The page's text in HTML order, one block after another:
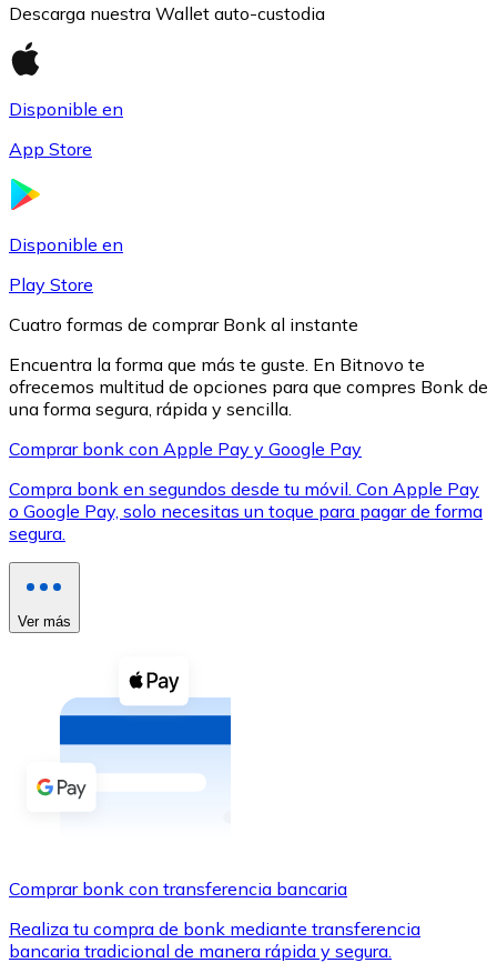
XRP
XRP
Ver todo
Compra criptomonedas con efectivo en tu tienda más
Comprar con efectivo
Transferencia SEPA
Utiliza tarjetas Visa y Mastercard para comprar
Descarga nuestra Wallet auto-custodia
Disponible en
App Store
Disponible en
Play Store
Cuatro formas de comprar Bonk al instante
Encuentra la forma que más te guste. En Bitnovo te
ofrecemos multitud de opciones para que compres Bonk de
una forma segura, rápida y sencilla.
Comprar bonk con Apple Pay y Google Pay
Compra bonk en segundos desde tu móvil. Con Apple Pay
o Google Pay, solo necesitas un toque para pagar de forma
segura.
Ver más
Comprar bonk con transferencia bancaria
Realiza tu compra de bonk mediante transferencia
bancaria tradicional de manera rápida y segura.